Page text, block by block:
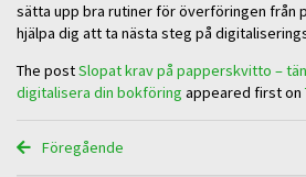
sätta upp bra rutiner för överföringen från
hjälpa dig att ta nästa steg på
The postSlopat krav på papperskvitto –
digitalisera din bokföring appeared first on
Föregående